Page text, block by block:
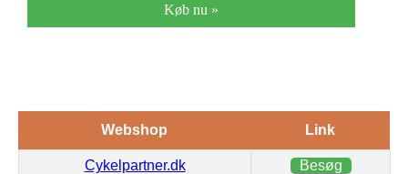
Køb nu »
Webshop Link
Cykelpartner.dk Besøg